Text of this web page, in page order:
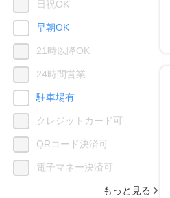
日祝OK
早朝OK
21時以降OK
24時間営業
駐車場有
クレジットカード可
QRコード決済可
電子マネー決済可
もっと見る